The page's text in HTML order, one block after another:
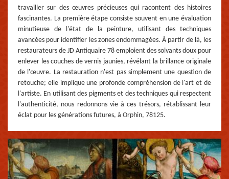
travailler sur des œuvres précieuses qui racontent des histoires
fascinantes. La première étape consiste souvent en une évaluation
minutieuse de l'état de la peinture, utilisant des techniques
avancées pour identifier les zones endommagées. À partir de là, les
restaurateurs de JD Antiquaire 78 emploient des solvants doux pour
enlever les couches de vernis jaunies, révélant la brillance originale
de l'œuvre. La restauration n'est pas simplement une question de
retouche; elle implique une profonde compréhension de l'art et de
l'artiste. En utilisant des pigments et des techniques qui respectent
l'authenticité, nous redonnons vie à ces trésors, rétablissant leur
éclat pour les générations futures, à Orphin, 78125.